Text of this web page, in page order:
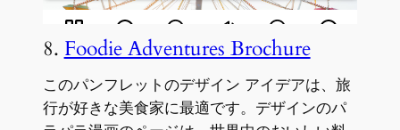
8. Foodie Adventures Brochure
このパンフレットのデザイン アイデアは、旅
行が好きな美食家に最適です。デザインのパ